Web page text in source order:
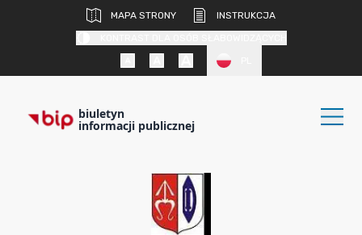
MAPA STRONY
INSTRUKCJA
biuletyn
informacji publicznej